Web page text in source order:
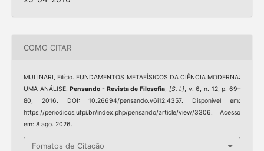
COMO CITAR
MULINARI, Filício. FUNDAMENTOS METAFÍSICOS DA CIÊNCIA MODERNA:
UMA ANÁLISE.Pensando - Revista de Filosofia, [S. l.], v. 6, n. 12, p. 69–
80, 2016. DOI: 10.26694/pensando.v6i12.4357. Disponível em:
https://periodicos.ufpi.br/index.php/pensando/article/view/3306. Acesso
em: 8 ago. 2026.
Fomatos de Citação